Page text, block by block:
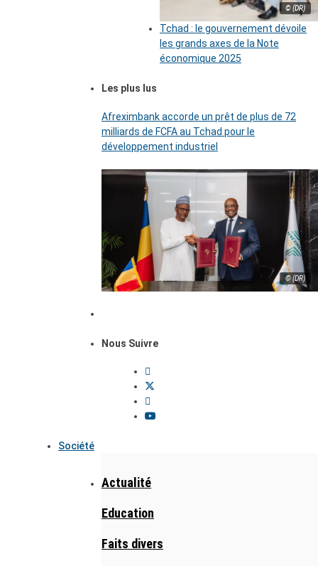
© (DR)
Tchad : le gouvernement dévoile
les grands axes de la Note
économique 2025
Les plus lus
Afreximbank accorde un prêt de plus de 72
milliards de FCFA au Tchad pour le
développement industriel
© (DR)
Nous Suivre
Société
Actualité
Education
Faits divers